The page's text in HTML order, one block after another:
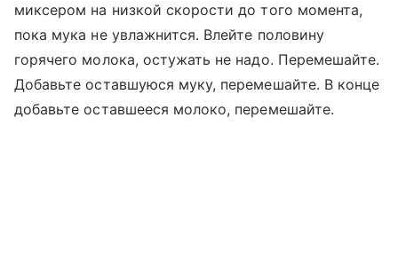
миксером на низкой скорости до того момента,
пока мука не увлажнится. Влейте половину
горячего молока, остужать не надо. Перемешайте.
Добавьте оставшуюся муку, перемешайте. В конце
добавьте оставшееся молоко, перемешайте.